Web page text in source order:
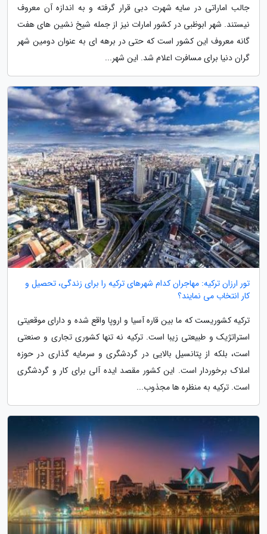
جالب اماراتی در سایه شهرت دبی قرار گرفته و به اندازه آن معروف
نیستند. شهر ابوظبی در کشور امارات نیز از جمله شیخ نشین های هفت
گانه معروف این کشور است که حتی در برهه ای به عنوان دومین شهر
گران دنیا برای مسافرت اعلام شد. این شهر...
تور ارزان ترکیه: مهاجران کدام شهرهای ترکیه را برای زندگی، تحصیل و
کار انتخاب می نمایند؟
ترکیه کشوریست که ما بین قاره آسیا و اروپا واقع شده و دارای موقعیتی
استراتژیک و طبیعتی زیبا است. ترکیه نه تنها کشوری تجاری و صنعتی
است، بلکه از پتانسیل بالایی در گردشگری و سرمایه گذاری در حوزه
املاک برخوردار است. این کشور مقصد ایده آلی برای کار و گردشگری
است. ترکیه به منظره ها مجذوب...